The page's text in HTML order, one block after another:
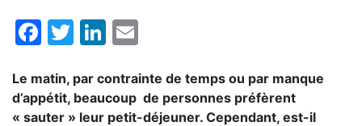
Facebook
TwitterLinkedIn
Le matin, par contrainte de temps ou par manque
d’appétit, beaucoup de personnes préfèrent
« sauter » leur petit-déjeuner. Cependant, est-il